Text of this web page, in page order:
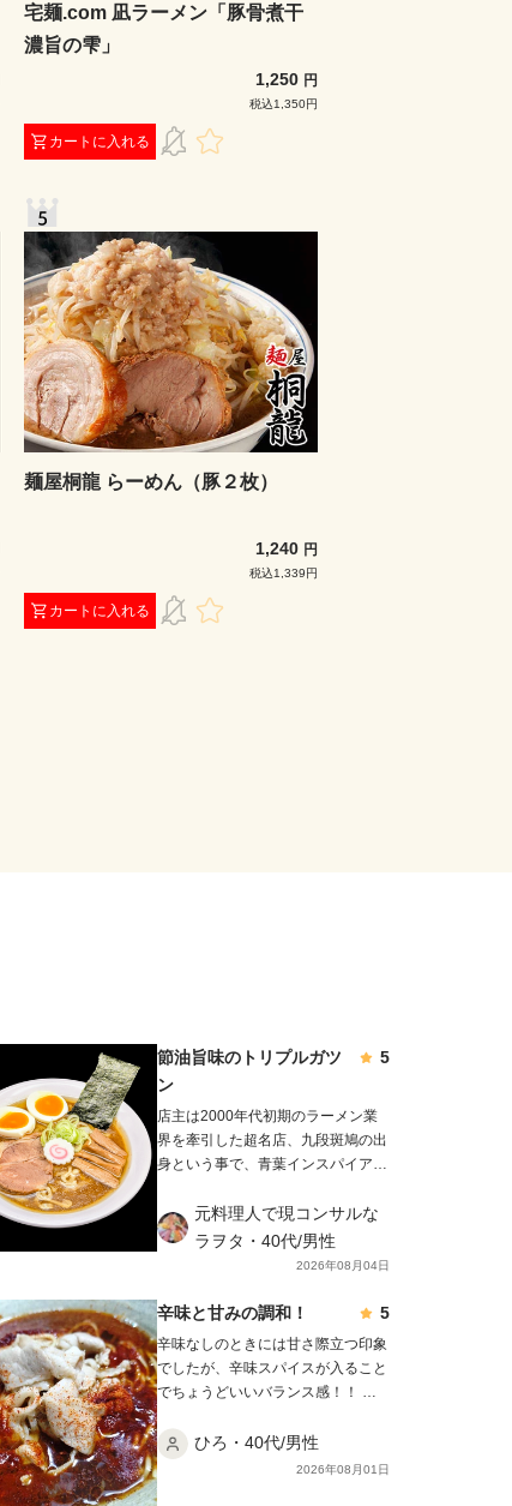
宅麺.com 凪ラーメン「豚骨煮干
濃旨の雫」
1,250 円
税込1,350円
カートに入れる
麺屋桐龍 らーめん（豚２枚）
1,240 円
税込1,339円
カートに入れる
節油旨味のトリプルガツ
ン
5
店主は2000年代初期のラーメン業
界を牽引した超名店、九段斑鳩の出
身という事で、青葉インスパイアの
して表れていますが、 麺武者の豚
骨魚介醤油ラーメンには動物と魚介
のバランス型である影武者らーめ
また私が行った時はあっさり煮干と
強調型のガツンらーめんというメニ
ューになります。 商品名の通り
濃厚節系白湯スープですが、適度な
ザラ感はあるもののドロついてはお
らず、見た目よりサラリとしてお
り、 たっぷりの鶏油と油膜が張る
元料理人で現コンサルな
ラヲタ・40代/男性
2026年08月04日
辛味と甘みの調和！ 5
辛味なしのときには甘さ際立つ印象
でしたが、辛味スパイスが入ること
でちょうどいいバランス感！！ 焼
ごちそう様でした！！！
ひろ・40代/男性
2026年08月01日